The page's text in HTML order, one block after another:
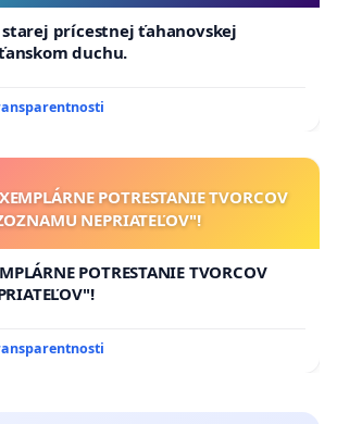
prícestnej ťahanovskej
duchu.
POTRESTANIE TVORCOV
NEPRIATEĽOV"!
POTRESTANIE TVORCOV